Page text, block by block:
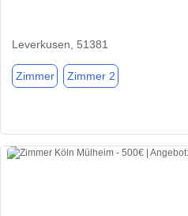
Leverkusen, 51381
Zimmer Zimmer 2